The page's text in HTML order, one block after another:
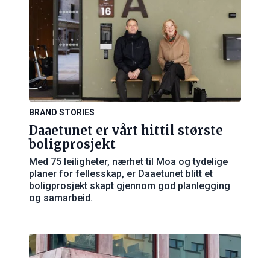
BRAND STORIES
Daaetunet er vårt hittil største
boligprosjekt
Med 75 leiligheter, nærhet til Moa og tydelige
planer for fellesskap, er Daaetunet blitt et
boligprosjekt skapt gjennom god planlegging
og samarbeid.